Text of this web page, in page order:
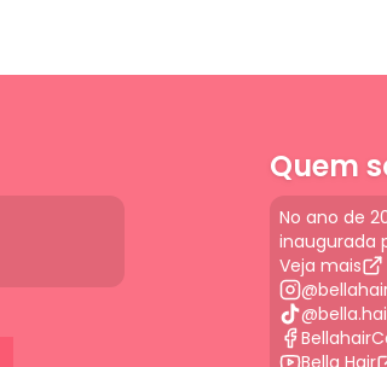
Quem
No ano de
inaugurada
Veja mais
Bella Hair